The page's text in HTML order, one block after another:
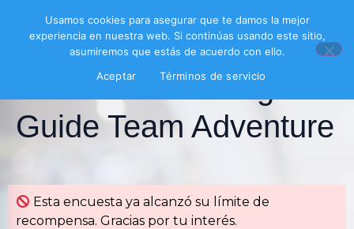
Encuesta Trekking
Guide Team Adventure
Esta encuesta ya alcanzó su límite de
recompensa. Gracias por tu interés.
Usamos cookies para asegurar que te damos la mejor
experiencia en nuestra web. Si continúas usando este sitio,
asumiremos que estás de acuerdo con ello.
Aceptar
Términos de servicio